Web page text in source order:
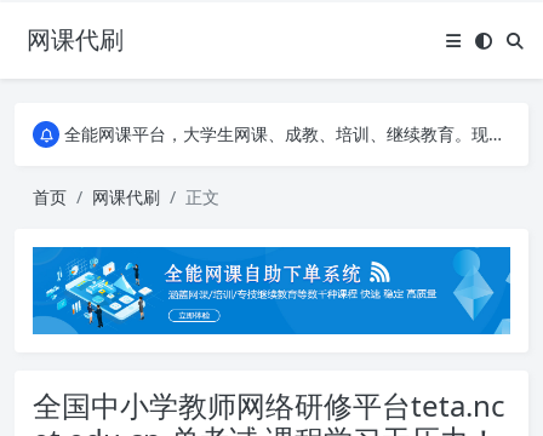
网课代刷
AI论文写作平台，根据真实文献内容生成论文
首页
网课代刷 正文
全国中小学教师网络研修平台teta.nc